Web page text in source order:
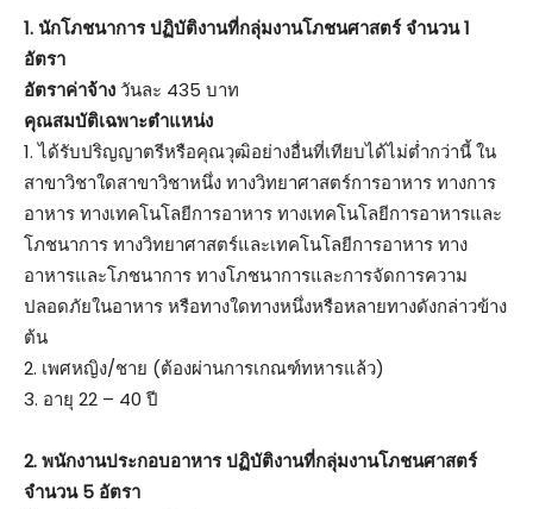
1. นักโภชนาการ ปฏิบัติงานที่กลุ่มงานโภชนศาสตร์ จำนวน 1
อัตรา
อัตราค่าจ้าง วันละ 435 บาท
คุณสมบัติเฉพาะตำแหน่ง
1. ได้รับปริญญาตรีหรือคุณวุฒิอย่างอื่นที่เทียบได้ไม่ต่ำกว่านี้ ใน
สาขาวิชาใดสาขาวิชาหนึ่ง ทางวิทยาศาสตร์การอาหาร ทางการ
อาหาร ทางเทคโนโลยีการอาหาร ทางเทคโนโลยีการอาหารและ
โภชนาการ ทางวิทยาศาสตร์และเทคโนโลยีการอาหาร ทาง
อาหารและโภชนาการ ทางโภชนาการและการจัดการความ
ปลอดภัยในอาหาร หรือทางใดทางหนึ่งหรือหลายทางดังกล่าวข้าง
ต้น
2. เพศหญิง/ชาย (ต้องผ่านการเกณฑ์ทหารแล้ว)
3. อายุ 22 – 40 ปี
2. พนักงานประกอบอาหาร ปฏิบัติงานที่กลุ่มงานโภชนศาสตร์
จำนวน 5 อัตรา